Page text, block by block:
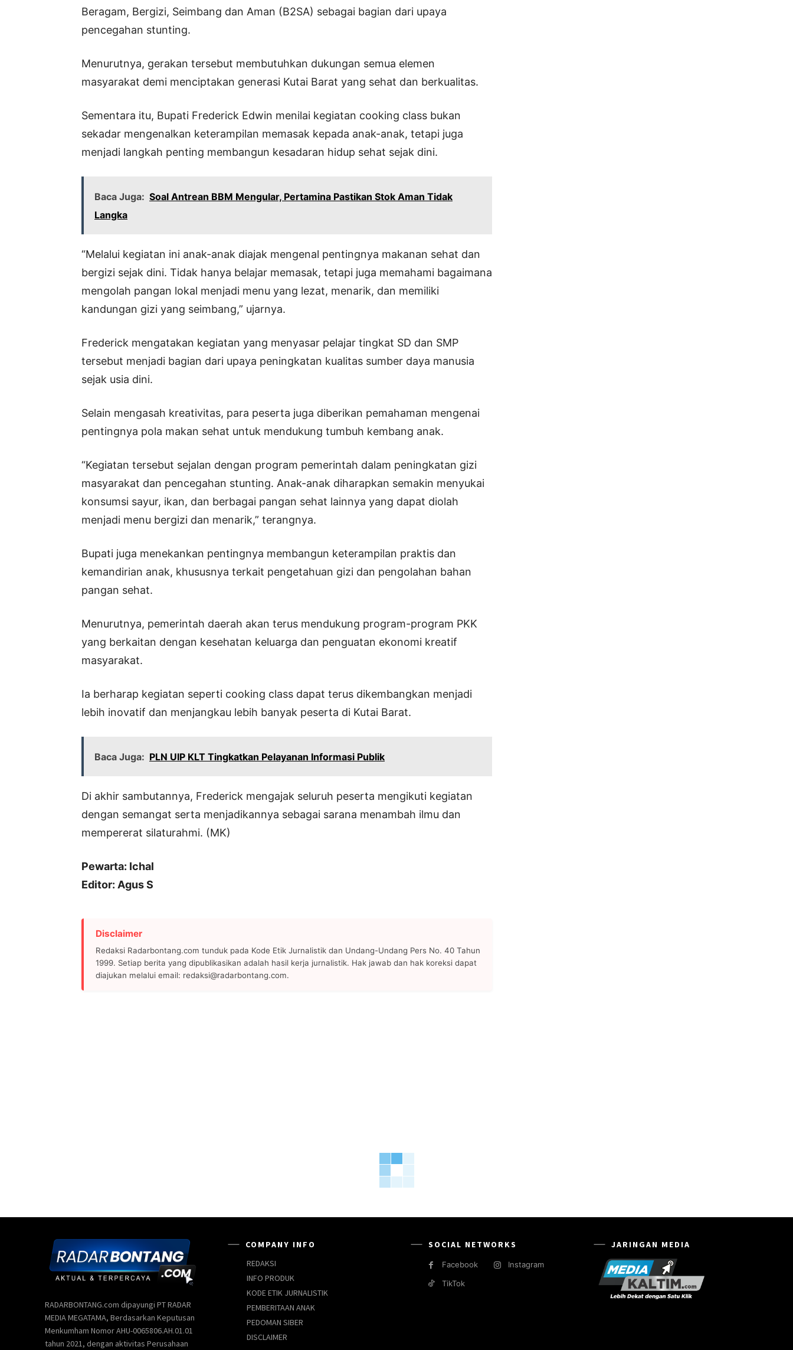
Beragam, Bergizi, Seimbang dan Aman (B2SA) sebagai bagian dari upaya
pencegahan stunting.
Menurutnya, gerakan tersebut membutuhkan dukungan semua elemen
masyarakat demi menciptakan generasi Kutai Barat yang sehat dan berkualitas.
Sementara itu, Bupati Frederick Edwin menilai kegiatan cooking class bukan
sekadar mengenalkan keterampilan memasak kepada anak-anak, tetapi juga
menjadi langkah penting membangun kesadaran hidup sehat sejak dini.
Baca Juga: Soal Antrean BBM Mengular, Pertamina Pastikan Stok Aman Tidak
Langka
“Melalui kegiatan ini anak-anak diajak mengenal pentingnya makanan sehat dan
bergizi sejak dini. Tidak hanya belajar memasak, tetapi juga memahami bagaimana
mengolah pangan lokal menjadi menu yang lezat, menarik, dan memiliki
kandungan gizi yang seimbang,” ujarnya.
Frederick mengatakan kegiatan yang menyasar pelajar tingkat SD dan SMP
tersebut menjadi bagian dari upaya peningkatan kualitas sumber daya manusia
sejak usia dini.
Selain mengasah kreativitas, para peserta juga diberikan pemahaman mengenai
pentingnya pola makan sehat untuk mendukung tumbuh kembang anak.
“Kegiatan tersebut sejalan dengan program pemerintah dalam peningkatan gizi
masyarakat dan pencegahan stunting. Anak-anak diharapkan semakin menyukai
konsumsi sayur, ikan, dan berbagai pangan sehat lainnya yang dapat diolah
menjadi menu bergizi dan menarik,” terangnya.
Bupati juga menekankan pentingnya membangun keterampilan praktis dan
kemandirian anak, khususnya terkait pengetahuan gizi dan pengolahan bahan
pangan sehat.
Menurutnya, pemerintah daerah akan terus mendukung program-program PKK
yang berkaitan dengan kesehatan keluarga dan penguatan ekonomi kreatif
masyarakat.
Ia berharap kegiatan seperti cooking class dapat terus dikembangkan menjadi
lebih inovatif dan menjangkau lebih banyak peserta di Kutai Barat.
Baca Juga: PLN UIP KLT Tingkatkan Pelayanan Informasi Publik
Di akhir sambutannya, Frederick mengajak seluruh peserta mengikuti kegiatan
dengan semangat serta menjadikannya sebagai sarana menambah ilmu dan
mempererat silaturahmi. (MK)
Pewarta: Ichal
Editor: Agus S
Disclaimer
Redaksi Radarbontang.com tunduk pada Kode Etik Jurnalistik dan Undang-Undang Pers No. 40 Tahun
1999. Setiap berita yang dipublikasikan adalah hasil kerja jurnalistik. Hak jawab dan hak koreksi dapat
diajukan melalui email: redaksi@radarbontang.com.
RADARBONTANG.com dipayungi PT RADAR
MEDIA MEGATAMA, Berdasarkan Keputusan
Menkumham Nomor AHU-0065806.AH.01.01
tahun 2021, dengan aktivitas Perusahaan
COMPANY INFO
REDAKSI
INFO PRODUK
KODE ETIK JURNALISTIK
PEMBERITAAN ANAK
PEDOMAN SIBER
DISCLAIMER
SOCIAL NETWORKS
Facebook
Instagram
TikTok
JARINGAN MEDIA